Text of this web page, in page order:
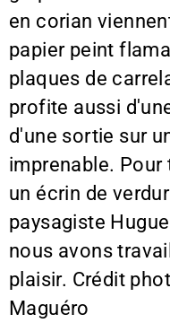
en corian
papier peint
plaques de
profite aussi
d'une sortie sur
imprenable.
un écrin de
paysagiste
nous avons
plaisir. Crédit
Maguéro